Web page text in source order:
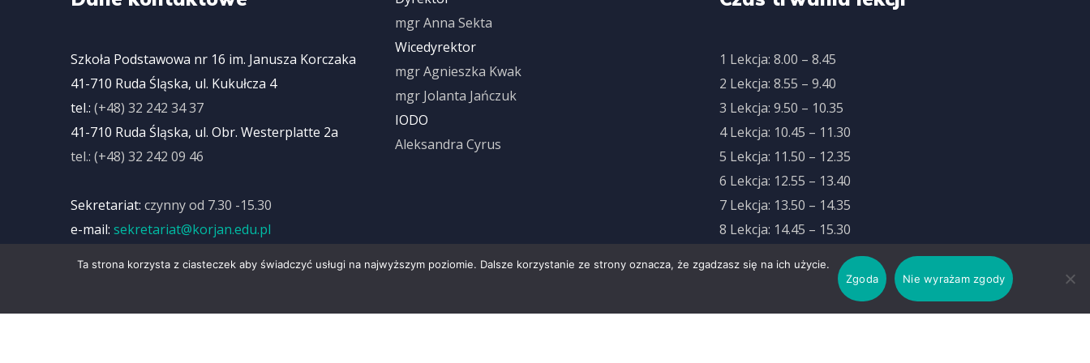
Szkoła Podstawowa nr 16 im. Janusza Korczaka
41-710 Ruda Śląska, ul. Kukułcza 4
tel.: (+48) 32 242 34 37
41-710 Ruda Śląska, ul. Obr. Westerplatte 2a
tel.: (+48) 32 242 09 46
Sekretariat: czynny od 7.30 -15.30
e-mail: sekretariat@korjan.edu.pl
mgr Anna Sekta
Wicedyrektor
mgr Agnieszka Kwak
mgr Jolanta Jańczuk
IODO
Aleksandra Cyrus
1 Lekcja: 8.00 – 8.45
2 Lekcja: 8.55 – 9.40
3 Lekcja: 9.50 – 10.35
4 Lekcja: 10.45 – 11.30
5 Lekcja: 11.50 – 12.35
6 Lekcja: 12.55 – 13.40
7 Lekcja: 13.50 – 14.35
8 Lekcja: 14.45 – 15.30
Ta strona korzysta z ciasteczek aby świadczyć usługi na najwyższym poziomie. Dalsze korzystanie ze strony oznacza, że zgadzasz się na ich użycie.
Zgoda
Nie wyrażam zgody